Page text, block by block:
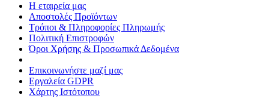
Η εταιρεία μας
Αποστολές Προϊόντων
Τρόποι & Πληροφορίες Πληρωμής
Πολιτική Επιστροφών
Όροι Χρήσης & Προσωπικά Δεδομένα
Επικοινωνήστε μαζί μας
Εργαλεία GDPR
Χάρτης Ιστότοπου